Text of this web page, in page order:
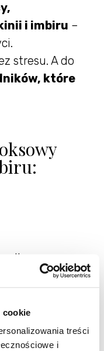
cookie
treści
i
i imbiru –
stresu. A do
które
dla